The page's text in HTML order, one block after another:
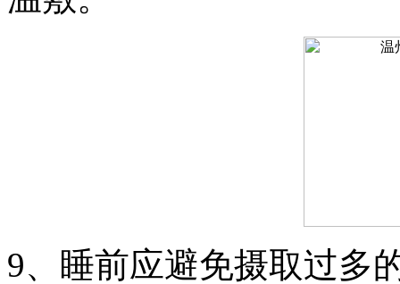
9、睡前应避免摄取过多